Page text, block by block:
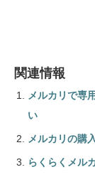
関連情報
メルカリで専
い
メルカリの購
らくらくメル